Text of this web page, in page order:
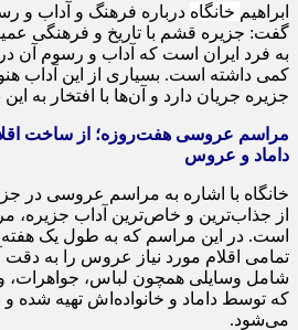
ابراهیم خانگاه درباره فرهنگ و آداب و
گفت: جزیره قشم با تاریخ و فرهنگی
به فرد ایران است که آداب و رسوم آن
کمی داشته است. بسیاری از این آداب
جزیره جریان دارد و آن‌ها با افتخار به
مراسم عروسی هفت‌روزه؛ از ساخت
داماد و عروس
خانگاه با اشاره به مراسم عروسی در
از جذاب‌ترین و خاص‌ترین آداب
است. در این مراسم که به طول یک هفته
تمامی اقلام مورد نیاز عروس را به دقت
شامل وسایلی همچون لباس،
که توسط داماد و خانواده‌اش تهیه شده
می‌شود.